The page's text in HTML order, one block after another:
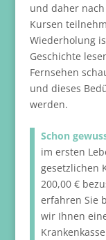
und daher
Kursen
Wiederholung
Geschichte
Fernsehen
und dieses
werden.
Schon
im ersten
gesetzlichen
200,00 €
erfahren Sie
wir Ihnen